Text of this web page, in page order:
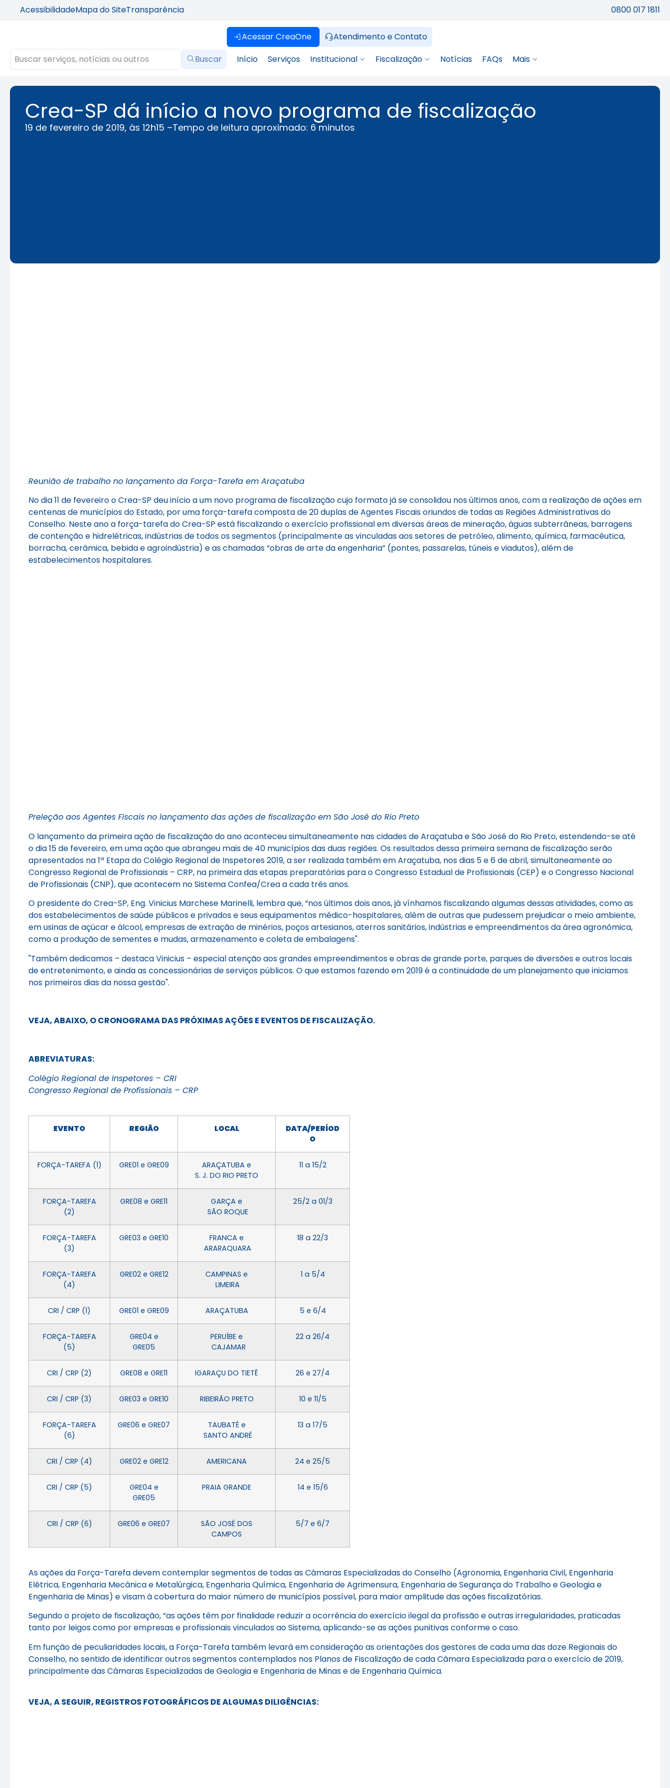
AcessibilidadeMapa do SiteTransparência 0800 017 1811
Acessar CreaOne
Atendimento e Contato
Buscar
Início Serviços Institucional Fiscalização Notícias FAQs Mais
Crea-SP dá início a novo programa de fiscalização
19 de fevereiro de 2019, às 12h15 –Tempo de leitura aproximado: 6 minutos
Reunião de trabalho no lançamento da Força-Tarefa em Araçatuba
No dia 11 de fevereiro o Crea-SP deu início a um novo programa de fiscalização cujo formato já se consolidou nos últimos anos, com a realização de ações em
centenas de municípios do Estado, por uma força-tarefa composta de 20 duplas de Agentes Fiscais oriundos de todas as Regiões Administrativas do
Conselho. Neste ano a força-tarefa do Crea-SP está fiscalizando o exercício profissional em diversas áreas de mineração, águas subterrâneas, barragens
de contenção e hidrelétricas, indústrias de todos os segmentos (principalmente as vinculadas aos setores de petróleo, alimento, química, farmacêutica,
borracha, cerâmica, bebida e agroindústria) e as chamadas “obras de arte da engenharia” (pontes, passarelas, túneis e viadutos), além de
estabelecimentos hospitalares.
Preleção aos Agentes Fiscais no lançamento das ações de fiscalização em São José do Rio Preto
O lançamento da primeira ação de fiscalização do ano aconteceu simultaneamente nas cidades de Araçatuba e São José do Rio Preto, estendendo-se até
o dia 15 de fevereiro, em uma ação que abrangeu mais de 40 municípios das duas regiões. Os resultados dessa primeira semana de fiscalização serão
apresentados na 1ª Etapa do Colégio Regional de Inspetores 2019, a ser realizada também em Araçatuba, nos dias 5 e 6 de abril, simultaneamente ao
Congresso Regional de Profissionais – CRP, na primeira das etapas preparatórias para o Congresso Estadual de Profissionais (CEP) e o Congresso Nacional
de Profissionais (CNP), que acontecem no Sistema Confea/Crea a cada três anos.
O presidente do Crea-SP, Eng. Vinicius Marchese Marinelli, lembra que, “nos últimos dois anos, já vínhamos fiscalizando algumas dessas atividades, como as
dos estabelecimentos de saúde públicos e privados e seus equipamentos médico-hospitalares, além de outras que pudessem prejudicar o meio ambiente,
em usinas de açúcar e álcool, empresas de extração de minérios, poços artesianos, aterros sanitários, indústrias e empreendimentos da área agronômica,
como a produção de sementes e mudas, armazenamento e coleta de embalagens".
"Também dedicamos – destaca Vinicius – especial atenção aos grandes empreendimentos e obras de grande porte, parques de diversões e outros locais
de entretenimento, e ainda as concessionárias de serviços públicos. O que estamos fazendo em 2019 é a continuidade de um planejamento que iniciamos
nos primeiros dias da nossa gestão".
VEJA, ABAIXO, O CRONOGRAMA DAS PRÓXIMAS AÇÕES E EVENTOS DE FISCALIZAÇÃO.
ABREVIATURAS:
Colégio Regional de Inspetores – CRI
Congresso Regional de Profissionais – CRP
EVENTO REGIÃO LOCAL
DATA/PERÍOD
O
FORÇA-TAREFA (1) GRE01 e GRE09
ARAÇATUBA e
S. J. DO RIO PRETO
11 a 15/2
FORÇA-TAREFA
(2)
GRE08 e GRE11
GARÇA e
SÃO ROQUE
25/2 a 01/3
FORÇA-TAREFA
(3)
GRE03 e GRE10
FRANCA e
ARARAQUARA
18 a 22/3
FORÇA-TAREFA
(4)
GRE02 e GRE12
CAMPINAS e
LIMEIRA
1 a 5/4
CRI / CRP (1) GRE01 e GRE09 ARAÇATUBA 5 e 6/4
FORÇA-TAREFA
(5)
GRE04 e
GRE05
PERUÍBE e
CAJAMAR
22 a 26/4
CRI / CRP (2) GRE08 e GRE11 IGARAÇU DO TIETÊ 26 e 27/4
CRI / CRP (3) GRE03 e GRE10 RIBEIRÃO PRETO 10 e 11/5
FORÇA-TAREFA
(6)
GRE06 e GRE07
TAUBATÉ e
SANTO ANDRÉ
13 a 17/5
CRI / CRP (4) GRE02 e GRE12 AMERICANA 24 e 25/5
CRI / CRP (5)
GRE04 e
GRE05
PRAIA GRANDE 14 e 15/6
CRI / CRP (6) GRE06 e GRE07
SÃO JOSÉ DOS
CAMPOS
5/7 e 6/7
As ações da Força-Tarefa devem contemplar segmentos de todas as Câmaras Especializadas do Conselho (Agronomia, Engenharia Civil, Engenharia
Elétrica, Engenharia Mecânica e Metalúrgica, Engenharia Química, Engenharia de Agrimensura, Engenharia de Segurança do Trabalho e Geologia e
Engenharia de Minas) e visam à cobertura do maior número de municípios possível, para maior amplitude das ações fiscalizatórias.
Segundo o projeto de fiscalização, “as ações têm por finalidade reduzir a ocorrência do exercício ilegal da profissão e outras irregularidades, praticadas
tanto por leigos como por empresas e profissionais vinculados ao Sistema, aplicando-se as ações punitivas conforme o caso.
Em função de peculiaridades locais, a Força-Tarefa também levará em consideração as orientações dos gestores de cada uma das doze Regionais do
Conselho, no sentido de identificar outros segmentos contemplados nos Planos de Fiscalização de cada Câmara Especializada para o exercício de 2019,
principalmente das Câmaras Especializadas de Geologia e Engenharia de Minas e de Engenharia Química.
VEJA, A SEGUIR, REGISTROS FOTOGRÁFICOS DE ALGUMAS DILIGÊNCIAS: